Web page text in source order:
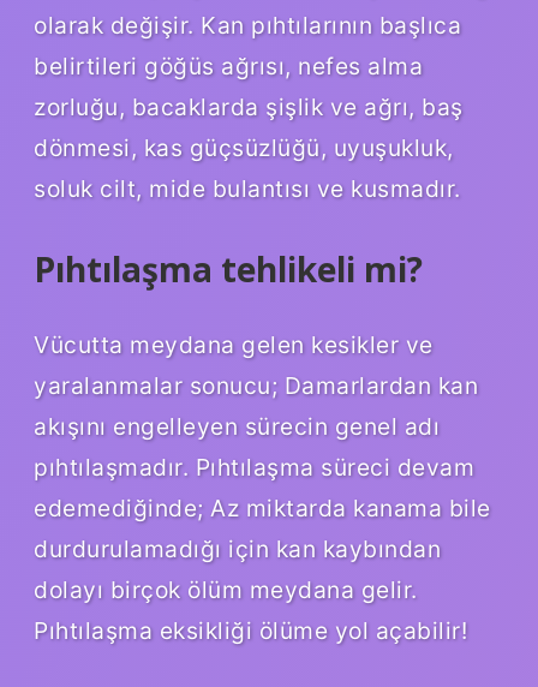
olarak değişir. Kan pıhtılarının başlıca
belirtileri göğüs ağrısı, nefes alma
zorluğu, bacaklarda şişlik ve ağrı, baş
dönmesi, kas güçsüzlüğü, uyuşukluk,
soluk cilt, mide bulantısı ve kusmadır.
Pıhtılaşma tehlikeli mi?
Vücutta meydana gelen kesikler ve
yaralanmalar sonucu; Damarlardan kan
akışını engelleyen sürecin genel adı
pıhtılaşmadır. Pıhtılaşma süreci devam
edemediğinde; Az miktarda kanama bile
durdurulamadığı için kan kaybından
dolayı birçok ölüm meydana gelir.
Pıhtılaşma eksikliği ölüme yol açabilir!